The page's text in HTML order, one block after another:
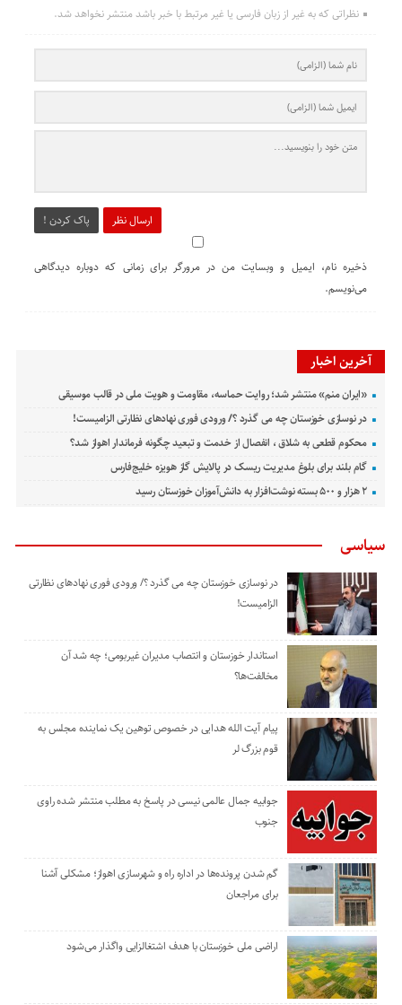
نظراتی که به غیر از زبان فارسی یا غیر مرتبط با خبر باشد منتشر نخواهد شد.
ارسال نظر پاک کردن !
ذخیره نام، ایمیل و وبسایت من در مرورگر برای زمانی که دوباره دیدگاهی
می‌نویسم.
آخرین اخبار
«ایران منم» منتشر شد؛ روایت حماسه، مقاومت و هویت ملی در قالب موسیقی
در نوسازی خوزستان چه می گذرد ؟/ ورودی فوری نهادهای نظارتی الزامیست!
محکوم قطعی به شلاق ، انفصال از خدمت و تبعید چگونه فرماندار اهواز شد؟
گام بلند برای بلوغ مدیریت ریسک در پالایش گاز هویزه خلیج‌فارس
۲ هزار و ۵۰۰ بسته نوشت‌افزار به دانش‌آموزان خوزستان رسید
سیاسی
در نوسازی خوزستان چه می گذرد ؟/ ورودی فوری نهادهای نظارتی
الزامیست!
استاندار خوزستان و انتصاب مدیران غیربومی؛ چه شد آن
مخالفت‌ها؟
پیام آیت الله هدایی در خصوص توهین یک نماینده مجلس به
قوم بزرگ لر
جوابیه جمال عالمی نیسی در پاسخ به مطلب منتشر شده راوی
جنوب
گم شدن پرونده‌ها در اداره راه و شهرسازی اهواز؛ مشکلی آشنا
برای مراجعان
اراضی ملی خوزستان با هدف اشتغالزایی واگذار می‌شود